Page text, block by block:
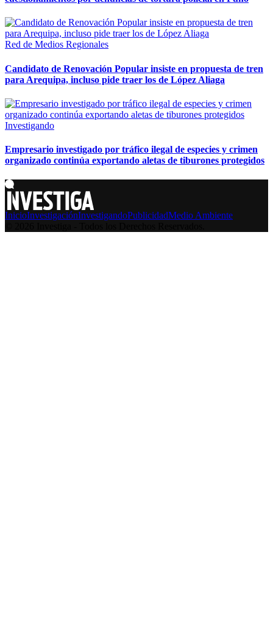
Red de Medios Regionales
Candidato de Renovación Popular insiste en propuesta de tren
para Arequipa, incluso pide traer los de López Aliaga
Investigando
Empresario investigado por tráfico ilegal de especies y crimen
organizado continúa exportando aletas de tiburones protegidos
InicioInvestigaciónInvestigandoPublicidadMedio Ambiente